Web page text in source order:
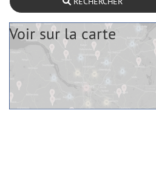
Voir sur la carte